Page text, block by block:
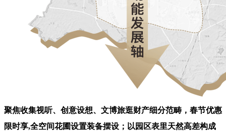
聚焦收集视听、创意设想、文博旅逛财产细分范畴，春节优惠
限时享,全空间花圃设置装备摆设；以园区表里天然高差构成